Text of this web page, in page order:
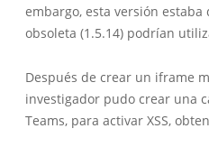
embargo, esta versión
obsoleta (1.5.14) podrían
Después de crear un iframe
investigador pudo crear una
Teams, para activar XSS,